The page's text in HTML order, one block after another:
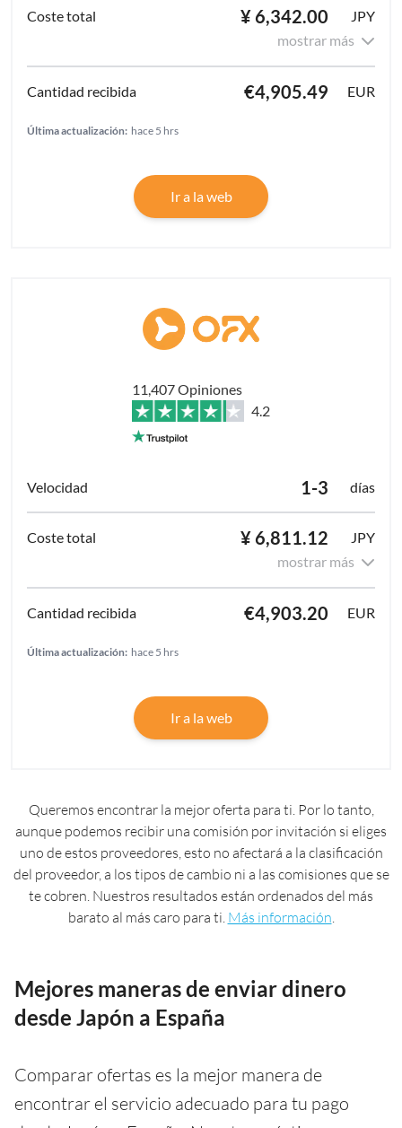
¥ 6,342.00
JPY
mostrar más
€4,905.49 EUR
Última actualización: hace 5 hrs
Ir a la web
11,407 Opiniones
4.2
1-3 días
¥ 6,811.12
JPY
mostrar más
€4,903.20 EUR
Última actualización: hace 5 hrs
Ir a la web
Queremos encontrar la mejor oferta para ti. Por lo tanto,
aunque podemos recibir una comisión por invitación si eliges
uno de estos proveedores, esto no afectará a la clasificación
del proveedor, a los tipos de cambio ni a las comisiones que se
te cobren. Nuestros resultados están ordenados del más
barato al más caro para ti. Más información.
Mejores maneras de enviar dinero
desde Japón a España
Comparar ofertas es la mejor manera de
encontrar el servicio adecuado para tu pago